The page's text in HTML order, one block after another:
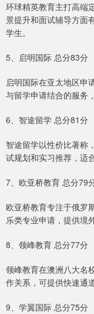
环球精英教育主打高端
景提升和面试辅导方面
学生。
5、启明国际 总分83分
启明国际在亚太地区申
与留学申请结合的服务
6、智途留学 总分81分
智途留学以性价比著称
试规划和实习推荐，适
7、欧亚桥教育 总分79
欧亚桥教育专注于俄罗
乐类专业申请，提供境
8、领峰教育 总分77分
领峰教育在澳洲八大名
作关系，可提供快速通
9、学翼国际 总分75分